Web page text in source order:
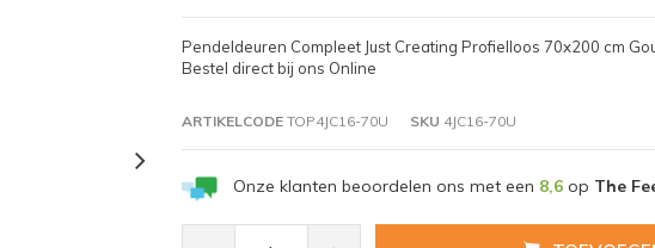
Pendeldeuren Compleet Just Creating Profielloos 70x200 cm
Bestel direct bij ons Online
ARTIKELCODETOP4JC16-70U SKU 4JC16-70U
Onze klanten beoordelen ons met een 8,6op The